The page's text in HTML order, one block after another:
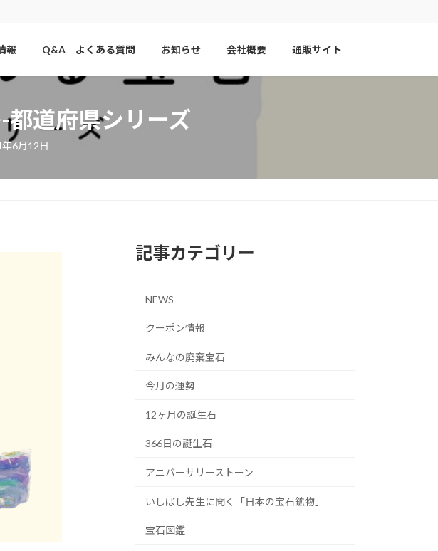
報 Q&A｜よくある質問 お知らせ 会社概要 通販サイト
都道府県シリーズ
6月12日
記事カテゴリー
NEWS
クーポン情報
みんなの廃棄宝石
今月の運勢
12ヶ月の誕生石
366日の誕生石
アニバーサリーストーン
いしばし先生に聞く「日本の宝石鉱物」
宝石図鑑